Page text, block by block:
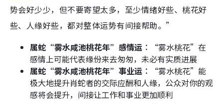
势会好少少，但不要寄望太多，至少情绪好些、桃花好
些、人缘好些，都对整体运势有间接帮助。”
属蛇“雾水咸池桃花年”感情运︰
“雾水桃花”在
感情上可能代表缘份来去匆匆，未必有实质进展
属蛇“雾水咸池桃花年”事业运︰
“雾水桃花”能
极大地提升肖蛇者的交际应酬和人缘，公众对你的观
感将会提升，间接让工作和事业更加顺利